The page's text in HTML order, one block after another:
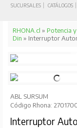
SUCURSALES CATÁLOGOS
RHONA.cl » Potencia
Din » Interruptor
ABL SURSUM
Código Rhona:
Interruptor